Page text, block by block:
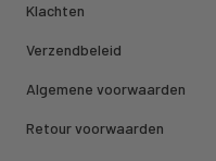
Klachten
Verzendbeleid
Algemene voorwaarden
Retour voorwaarden